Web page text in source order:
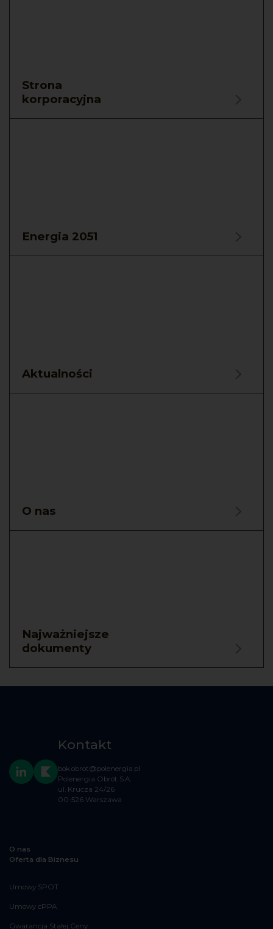
Strona
korporacyjna
Energia 2051
Aktualności
O nas
Najważniejsze
dokumenty
Kontakt
bok.obrot@polenergia.pl
Polenergia Obrót S.A.
ul. Krucza 24/26
00-526 Warszawa
O nas
Oferta dla Biznesu
Umowy SPOT
Umowy cPPA
Gwarancja Stałej Ceny